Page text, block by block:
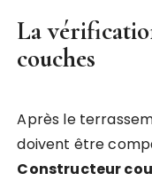
La
couches
Après le
doivent être
Constructeur